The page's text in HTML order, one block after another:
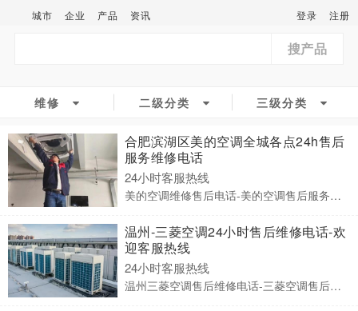
城市 企业 产品 资讯 登录 注册
搜产品
维修 二级分类 三级分类
合肥滨湖区美的空调全城各点24h售后
服务维修电话
24小时客服热线
美的空调维修售后电话-美的空调售后服务电话
温州-三菱空调24小时售后维修电话-欢
迎客服热线
24小时客服热线
温州三菱空调售后维修电话-三菱空调售后服务部电话